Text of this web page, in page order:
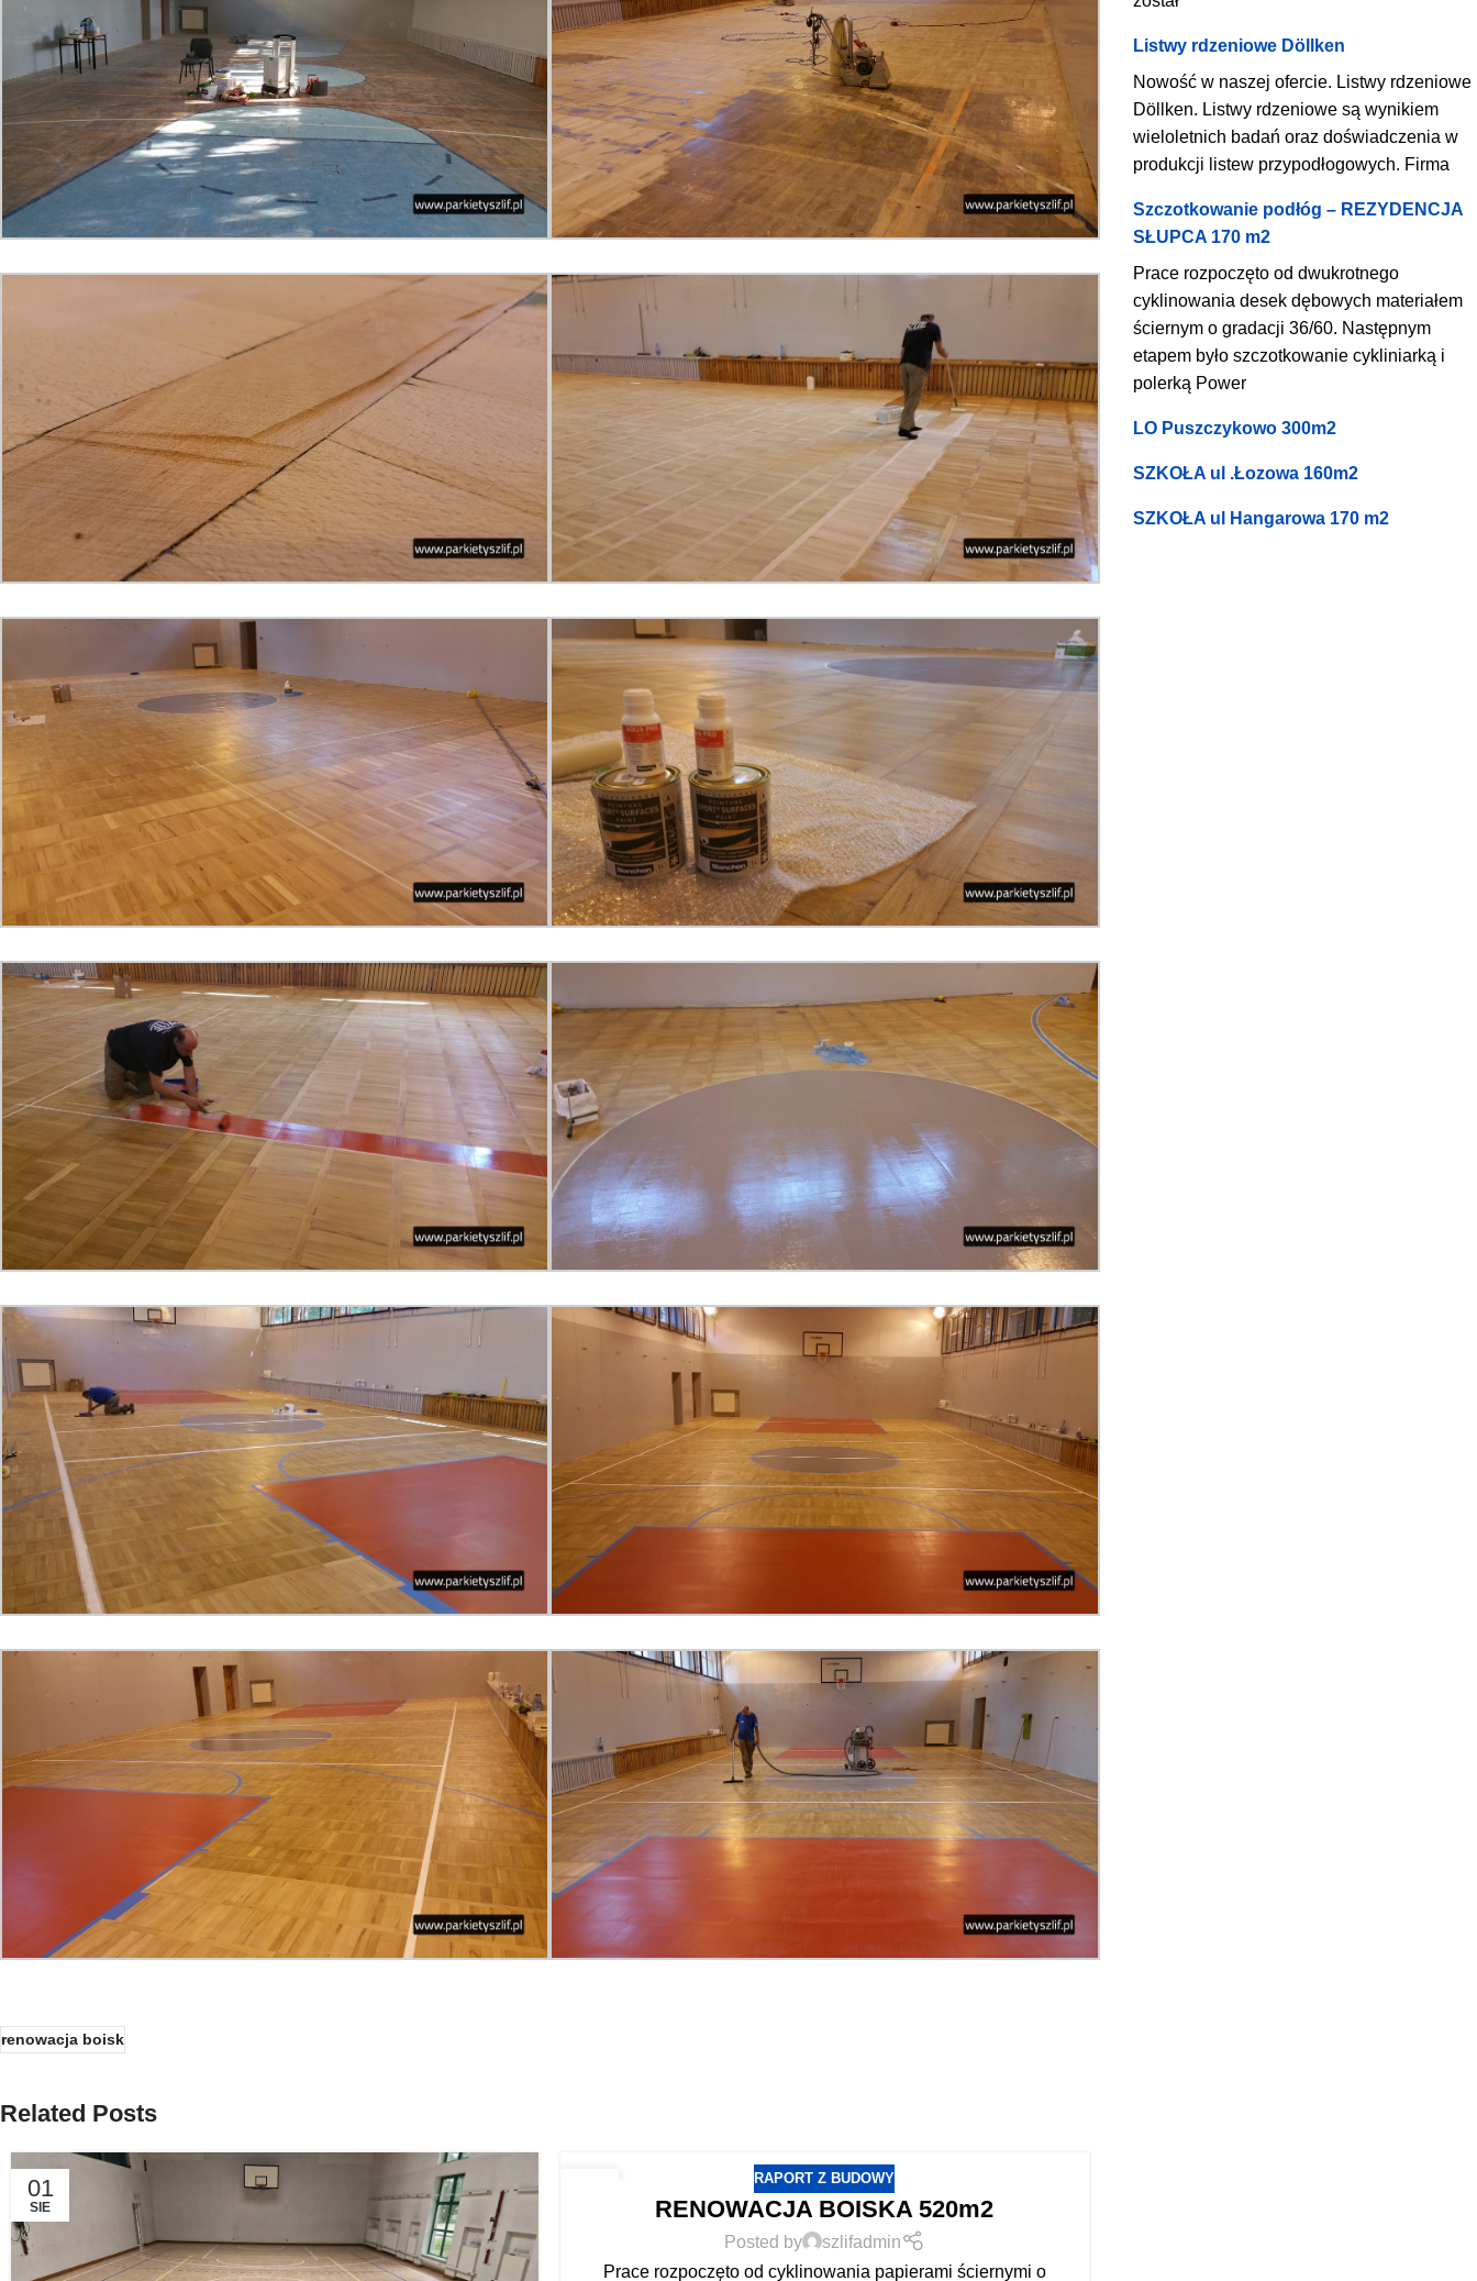
renowacja boisk
Related Posts
01
SIE
RAPORT Z BUDOWY
RENOWACJA BOISKA 520m2
Posted by
szlifadmin
Prace rozpoczęto od cyklinowania papierami ściernymi o
Listwy rdzeniowe Döllken
Nowość w naszej ofercie. Listwy rdzeniowe
Döllken. Listwy rdzeniowe są wynikiem
wieloletnich badań oraz doświadczenia w
produkcji listew przypodłogowych. Firma
Szczotkowanie podłóg – REZYDENCJA
SŁUPCA 170 m2
Prace rozpoczęto od dwukrotnego
cyklinowania desek dębowych materiałem
ściernym o gradacji 36/60. Następnym
etapem było szczotkowanie cykliniarką i
polerką Power
LO Puszczykowo 300m2
SZKOŁA ul .Łozowa 160m2
SZKOŁA ul Hangarowa 170 m2